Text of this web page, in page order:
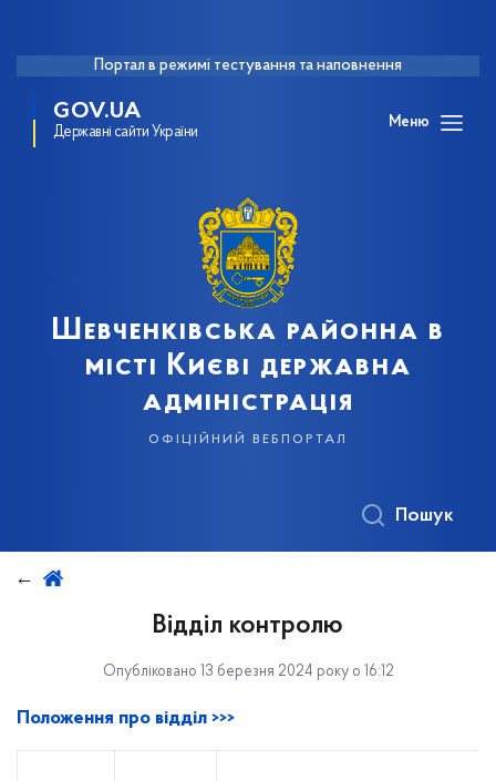
Портал в режимі тестування та наповнення
GOV.UA
Державні сайти України
Меню
Шевченківська районна в
місті Києві державна
адміністрація
офіційний вебпортал
Пошук
Відділ контролю
Опубліковано 13 березня 2024 року о 16:12
Положення про відділ >>>